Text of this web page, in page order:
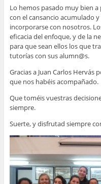
Lo hemos pasado muy bien a
con el cansancio acumulado
incorporarse con nosotros.
eficacia del enfoque, y de la
para que sean ellos los que
tutorías con sus alumn@s.
Gracias a Juan Carlos Hervás
que nos habéis acompañado.
Que toméis vuestras
siempre.
Suerte, y disfrutad siempre